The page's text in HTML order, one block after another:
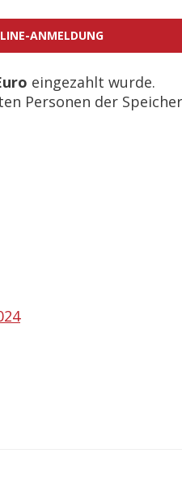
ANMELDUNG
eingezahlt wurde.
Personen der